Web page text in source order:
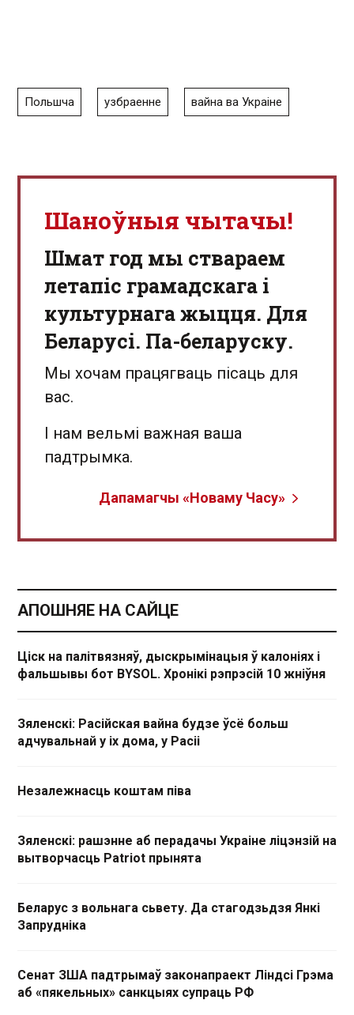
Польшча узбраенне вайна ва Украіне
Шаноўныя чытачы!
Шмат год мы ствараем
летапіс грамадскага і
культурнага жыцця. Для
Беларусі. Па-беларуску.
Мы хочам працягваць пісаць для
вас.
І нам вельмі важная ваша
падтрымка.
Дапамагчы «Новаму Часу»
АПОШНЯЕ НА САЙЦЕ
Ціск на палітвязняў, дыскрымінацыя ў калоніях і
фальшывы бот BYSOL. Хронікі рэпрэсій 10 жніўня
Зяленскі: Расійская вайна будзе ўсё больш
адчувальнай у іх дома, у Расіі
Незалежнасць коштам піва
Зяленскі: рашэнне аб перадачы Украіне ліцэнзій на
вытворчасць Patriot прынята
Беларус з вольнага сьвету. Да стагодзьдзя Янкі
Запрудніка
Сенат ЗША падтрымаў законапраект Ліндсі Грэма
аб «пякельных» санкцыях супраць РФ